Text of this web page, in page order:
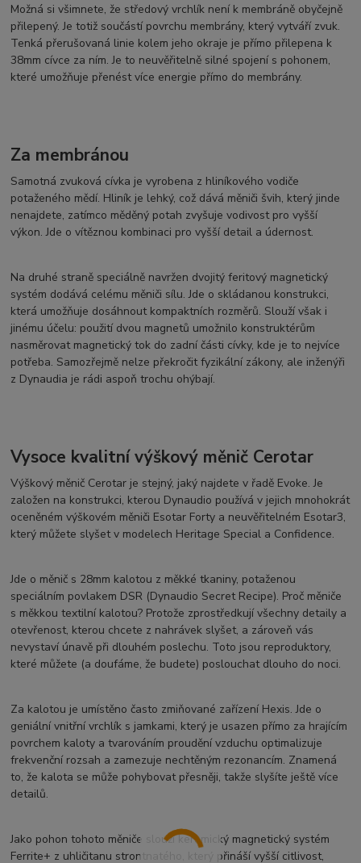
Možná si všimnete, že středový vrchlík není k membráně obyčejně
přilepený. Je totiž součástí povrchu membrány, který vytváří zvuk.
Tenká přerušovaná linie kolem jeho okraje je přímo přilepena k
38mm cívce za ním. Je to neuvěřitelně silné spojení s pohonem,
které umožňuje přenést více energie přímo do membrány.
Za membránou
Samotná zvuková cívka je vyrobena z hliníkového vodiče
potaženého mědí. Hliník je lehký, což dává měniči švih, který jinde
nenajdete, zatímco měděný potah zvyšuje vodivost pro vyšší
výkon. Jde o vítěznou kombinaci pro vyšší detail a údernost.
Na druhé straně speciálně navržen dvojitý feritový magnetický
systém dodává celému měniči sílu. Jde o skládanou konstrukci,
která umožňuje dosáhnout kompaktních rozměrů. Slouží však i
jinému účelu: použití dvou magnetů umožnilo konstruktérům
nasměrovat magnetický tok do zadní části cívky, kde je to nejvíce
potřeba. Samozřejmě nelze překročit fyzikální zákony, ale inženýři
z Dynaudia je rádi aspoň trochu ohýbají.
Vysoce kvalitní výškový měnič Cerotar
Výškový měnič Cerotar je stejný, jaký najdete v řadě Evoke. Je
založen na konstrukci, kterou Dynaudio používá v jejich mnohokrát
oceněném výškovém měniči Esotar Forty a neuvěřitelném Esotar3,
který můžete slyšet v modelech Heritage Special a Confidence.
Jde o měnič s 28mm kalotou z měkké tkaniny, potaženou
speciálním povlakem DSR (Dynaudio Secret Recipe). Proč měniče
s měkkou textilní kalotou? Protože zprostředkují všechny detaily a
otevřenost, kterou chcete z nahrávek slyšet, a zároveň vás
nevystaví únavě při dlouhém poslechu. Toto jsou reproduktory,
které můžete (a doufáme, že budete) poslouchat dlouho do noci.
Za kalotou je umístěno často zmiňované zařízení Hexis. Jde o
geniální vnitřní vrchlík s jamkami, který je usazen přímo za hrajícím
povrchem kaloty a tvarováním proudění vzduchu optimalizuje
frekvenční rozsah a zamezuje nechtěným rezonancím. Znamená
to, že kalota se může pohybovat přesněji, takže slyšíte ještě více
detailů.
Jako pohon tohoto měniče slouží keramický magnetický systém
Ferrite+ z uhličitanu strontnatého, který přináší vyšší citlivost,